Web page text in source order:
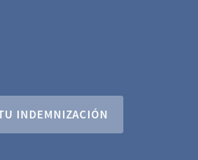
INDEMNIZACIÓN